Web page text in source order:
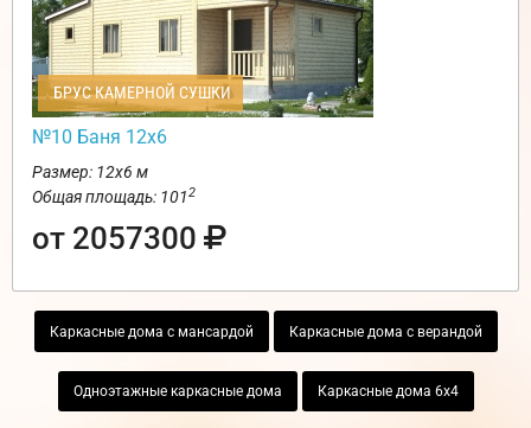
БРУС КАМЕРНОЙ СУШКИ
№10 Баня 12х6
Размер: 12х6 м
Общая площадь: 1012
от 2057300
Каркасные дома с мансардой Каркасные дома с верандой
Одноэтажные каркасные дома Каркасные дома 6х4